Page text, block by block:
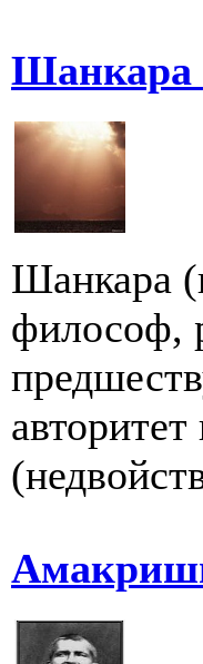
Шанкара
Шанкара
философ,